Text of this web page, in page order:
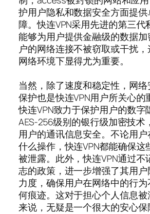
护用户隐私和数据安全方面提供
障。快连VPN采用先进的第三代
能够为用户提供金融级的数据加
户的网络连接不被窃取或干扰
网络环境下显得尤为重要。
当然，除了速度和稳定性，网
保护也是快连VPN用户所关心的
快连VPN致力于保护用户的数字
AES-256级别的银行级加密技术
用户的通讯信息安全。不论用
什么操作，快连VPN都能确保这
被泄露。此外，快连VPN通过不
志的政策，进一步增强了其用
力度，确保用户在网络中的行
何痕迹。这对于担心个人信息
来说，无疑是一个很大的安心保